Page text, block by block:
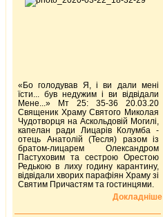
«Бо голодував Я, і ви дали мені
їсти... був недужим і ви відвідали
Мене...» Мт 25: 35-36 20.03.20
Священик Храму Святого Миколая
Чудотворця на Аскольдовій Могилі,
капелан ради Лицарів Колумба -
отець Анатолій (Тесля) разом із
братом-лицарем Олександром
Пастуховим та сестрою Орестою
Редькою в лиху годину карантину,
відвідали хворих парафіян Храму зі
Святим Причастям та гостинцями.
Докладніше